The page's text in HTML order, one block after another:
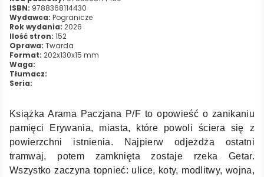
ISBN: 9788368114430
Wydawca: Pogranicze
Rok wydania: 2026
Ilość stron: 152
Oprawa: Twarda
Format: 202x130x15 mm
Waga:
Tłumacz:
Seria:
Książka Arama Paczjana P/F to opowieść o zanikaniu
pamięci Erywania, miasta, które powoli ściera się z
powierzchni istnienia. Najpierw odjeżdża ostatni
tramwaj, potem zamknięta zostaje rzeka Getar.
Wszystko zaczyna topnieć: ulice, koty, modlitwy, wojna,